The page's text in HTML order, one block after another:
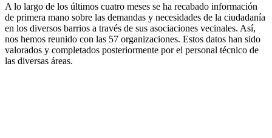
A lo largo de los últimos cuatro meses se ha recabado información
de primera mano sobre las demandas y necesidades de la ciudadanía
en los diversos barrios a través de sus asociaciones vecinales. Así,
nos hemos reunido con las 57 organizaciones. Estos datos han sido
valorados y completados posteriormente por el personal técnico de
las diversas áreas.